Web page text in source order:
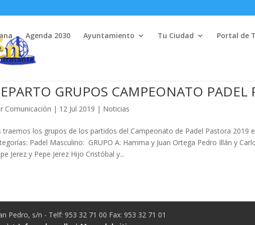
Agenda 2030 Ayuntamiento Tu Ciudad Portal de
GRUPOS CAMPEONATO PADEL
Comunicación | 12 Jul 2019 | Noticias
traemos los grupos de los partidos del Campeonato de Padel Pastora 2019
Padel Masculino: GRUPO A: Hamma y Juan Ortega Pedro Illán y
Jerez y Pepe Jerez Hijo Cristóbal y...
Pedro, s/n - Telf: 953 32 71 00 Fax: 953 32 71 01